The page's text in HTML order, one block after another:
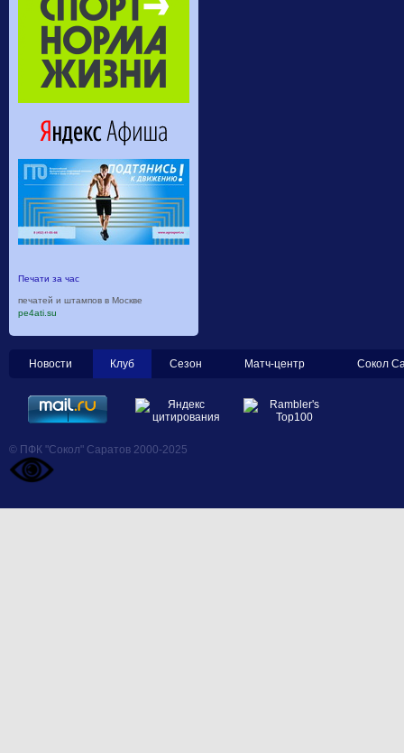
Печати за час
печатей и штампов в Москве
pe4ati.su
Новости Клуб Сезон Матч-центр Сокол
© ПФК "Сокол" Саратов 2000-2025